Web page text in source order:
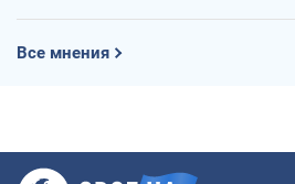
Все мнения